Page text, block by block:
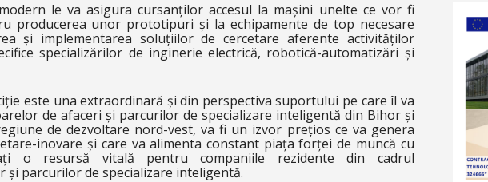
le va asigura cursanților accesul la mașini unelte ce vor fi
producerea unor prototipuri și la echipamente de top necesare
și implementarea soluțiilor de cercetare aferente activităților
specializărilor de inginerie electrică, robotică-automatizări și
este una extraordinară și din perspectiva suportului pe care îl va
de afaceri și parcurilor de specializare inteligentă din Bihor și
de dezvoltare nord-vest, va fi un izvor prețios ce va genera
inovare și care va alimenta constant piața forței de muncă cu
o resursă vitală pentru companiile rezidente din cadrul
și parcurilor de specializare inteligentă.